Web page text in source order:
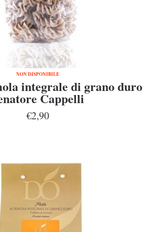
NON DISPONIBILE
integrale di grano duro
Cappelli
€2,90